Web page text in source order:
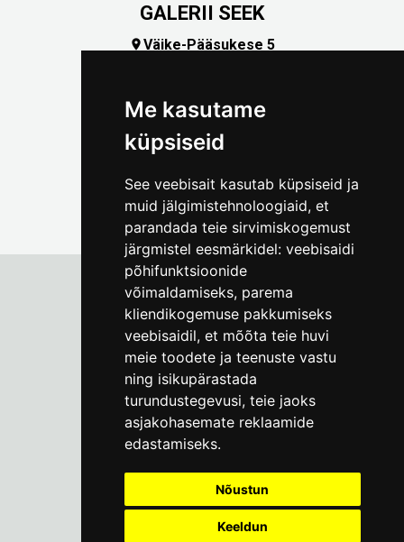
Me kasutame
küpsiseid
See veebisait kasutab küpsiseid ja
muid jälgimistehnoloogiaid, et
parandada teie sirvimiskogemust
järgmistel eesmärkidel: veebisaidi
põhifunktsioonide
võimaldamiseks, parema
kliendikogemuse pakkumiseks
veebisaidil, et mõõta teie huvi
meie toodete ja teenuste vastu
ning isikupärastada
turundustegevusi, teie jaoks
asjakohasemate reklaamide
edastamiseks.
Nõustun
Keeldun
GALERII SEEK
Väike-Pääsukese 5
Tallinna Linnamuuseum
Vene 17
E-R kell 9-17(+372) 610 4178
info@linnamuuseum.ee
Küpsisepoliitika